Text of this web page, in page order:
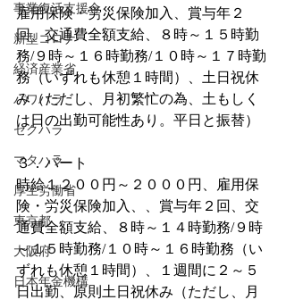
事業復活支援金
新型コロナ
経済産業省
パワハラ
セクハラ
マタハラ
厚生労働省
東京都
大阪府
日本年金機構
雇用保険・労災保険加入、賞与年２
回、交通費全額支給、８時～１５時勤
務/９時～１６時勤務/１０時～１７時勤
務（いずれも休憩１時間）、土日祝休
み（ただし、月初繁忙の為、土もしく
は日の出勤可能性あり。平日と振替）
３．パート
時給１２００円～２０００円、雇用保
険・労災保険加入、、賞与年２回、交
通費全額支給、８時～１４時勤務/９時
～１５時勤務/１０時～１６時勤務（い
ずれも休憩１時間）、１週間に２～５
日出勤、原則土日祝休み（ただし、月